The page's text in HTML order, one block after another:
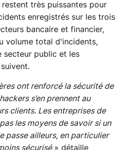
très puissantes pour
enregistrés sur les trois
bancaire et financier,
volume total d'incidents,
secteur public et les
ont renforcé la sécurité de
s’en prennent au
clients. Les entreprises de
les moyens de savoir si un
passe ailleurs, en particulier
sécurisé» détaille